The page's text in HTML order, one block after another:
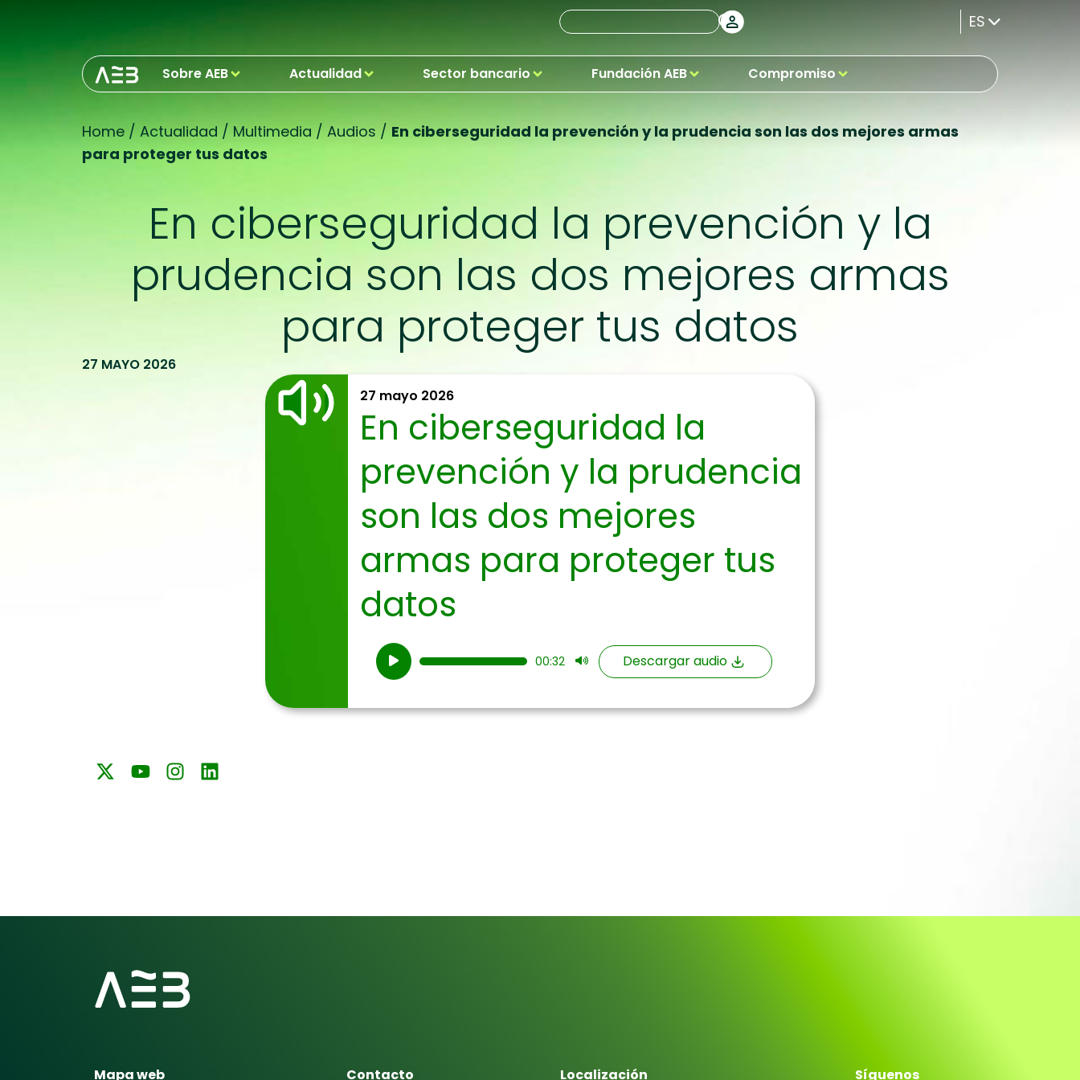
ES
Sobre AEB Actualidad Sector bancario Fundación AEB Compromiso
Home / Actualidad / Multimedia / Audios / En ciberseguridad la prevención y la prudencia son las dos mejores armas
para proteger tus datos
En ciberseguridad la prevención y la
prudencia son las dos mejores armas
para proteger tus datos
27 MAYO 2026
27 mayo 2026
En ciberseguridad la
prevención y la prudencia
son las dos mejores
armas para proteger tus
datos
Reproductor
de
00:32 Descargar audio
Mapa web Contacto Localización Síguenos